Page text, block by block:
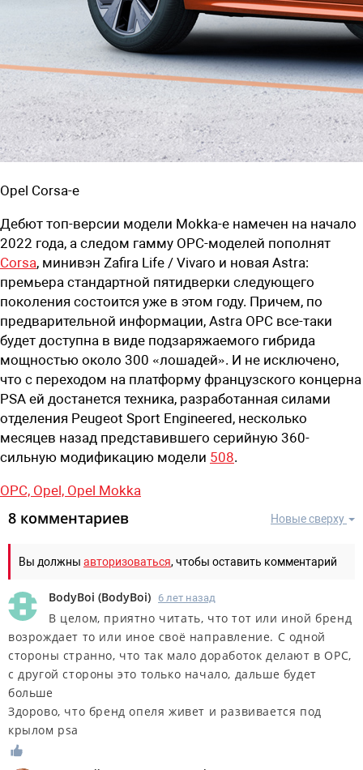
Opel Corsa-e
Дебют топ-версии модели Mokka-e намечен на начало
2022 года, а следом гамму OPC-моделей пополнят
Corsa, минивэн Zafira Life / Vivaro и новая Astra:
премьера стандартной пятидверки следующего
поколения состоится уже в этом году. Причем, по
предварительной информации, Astra OPC все-таки
будет доступна в виде подзаряжаемого гибрида
мощностью около 300 «лошадей». И не исключено,
что с переходом на платформу французского концерна
PSA ей достанется техника, разработанная силами
отделения Peugeot Sport Engineered, несколько
месяцев назад представившего серийную 360-
сильную модификацию модели 508.
OPC, Opel, Opel Mokka
Новые сверху
8 комментариев
Вы должны авторизоваться, чтобы оставить комментарий
BodyBoi (BodyBoi) 6 лет назад
В целом, приятно читать, что тот или иной бренд
возрождает то или иное своё направление. С одной
стороны странно, что так мало доработок делают в OPC,
с другой стороны это только начало, дальше будет
больше
Здорово, что бренд опеля живет и развивается под
крылом psa